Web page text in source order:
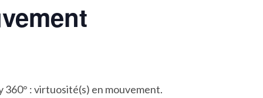
: virtuosité(s) en mouvement.